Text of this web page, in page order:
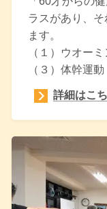
ラスがあり、
ます。
（１）ウオー
（３）体幹運
詳細はこ